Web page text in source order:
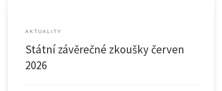
AKTUALITY
Státní závěrečné zkoušky červen
2026